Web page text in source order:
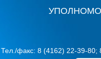
Тел./факс: 8 (4162) 22-39-80;